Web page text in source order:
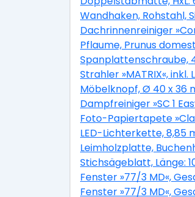
Wandhaken, Rohstahl,
Dachrinnenreiniger
Pflaume, Prunus
Spanplattenschraube,
Strahler »MATRIX«,
Möbelknopf, Ø 40 x 36
Dampfreiniger »SC 1
Foto-Papiertapete
LED-Lichterkette, 8,85
Leimholzplatte,
Stichsägeblatt, Länge:
Fenster »77/3 MD«,
Fenster »77/3 MD«,